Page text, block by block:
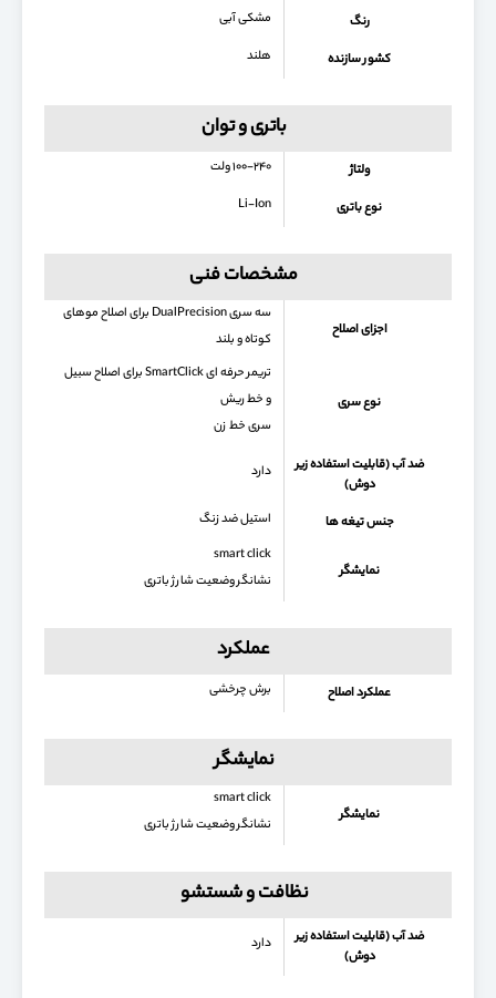
رنگ مشکی آبی
کشور سازنده هلند
باتری و توان
ولتاژ ۱۰۰-۲۴۰ ولت
نوع باتری Li-Ion
مشخصات فنی
اجزای اصلاح
سه سری DualPrecision برای اصلاح موهای
کوتاه و بلند
نوع سری
تریمر حرفه ای SmartClick برای اصلاح سبیل
و خط ریش
سری خط زن
ضد آب (قابلیت استفاده زیر
دوش)
دارد
جنس تیغه ها استیل ضد زنگ
نمایشگر
smart click
نشانگر وضعیت شارژ باتری
عملکرد
عملکرد اصلاح برش چرخشی
نمایشگر
نمایشگر
smart click
نشانگر وضعیت شارژ باتری
نظافت و شستشو
ضد آب (قابلیت استفاده زیر
دوش)
دارد